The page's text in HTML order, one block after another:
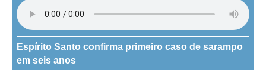
Espírito Santo confirma primeiro caso de sarampo
em seis anos